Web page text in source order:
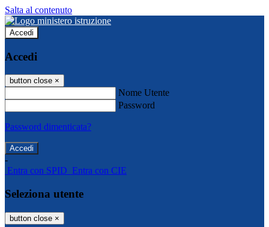
Salta al contenuto
Accedi
Accedi
button close ×
Nome Utente
Password
Password dimenticata?
-
Entra con SPID Entra con CIE
Seleziona utente
button close ×